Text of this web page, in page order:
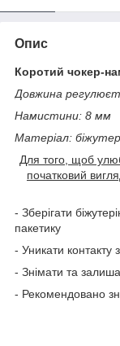
Опис
Коротий чокер-
Довжина
Намистини: 8 мм
Матеріал:
Для того, щоб
початковий
- Зберігати
пакетику
- Уникати
- Знімати та
- Рекомендовано